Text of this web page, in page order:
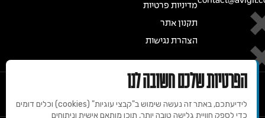
מדיניות פרטיות
תקנון אתר
הצהרת נגישות
הפרטיות שלכם חשובה לנו
לידיעתכם, באתר זה נעשה שימוש ב"קבצי עוגיות" (cookies) וכלים דומים
כדי לספק חוויית גלישה טובה יותר, תוכן מותאם אישית וניתוחים